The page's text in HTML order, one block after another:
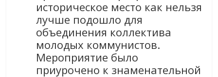
историческое место как нельзя
лучше подошло для
объединения коллектива
молодых коммунистов.
Мероприятие было
приурочено к знаменательной